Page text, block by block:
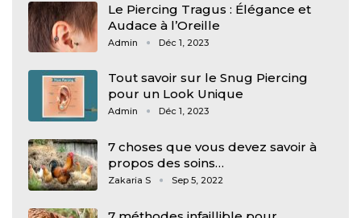
Le Piercing Tragus : Élégance et
Audace à l’Oreille
Admin Déc 1, 2023
Tout savoir sur le Snug Piercing
pour un Look Unique
Admin Déc 1, 2023
7 choses que vous devez savoir à
propos des soins…
Zakaria S Sep 5, 2022